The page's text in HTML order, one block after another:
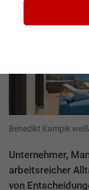
Benedikt Kampik
Unternehmer,
arbeitsreicher
von